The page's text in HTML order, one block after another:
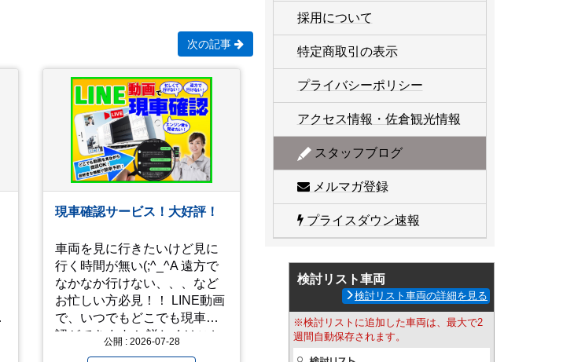
次の記事
現車確認サービス！大好評！
車両を見に行きたいけど見に
行く時間が無い(;^_^A 遠方で
なかなか行けない、、、など
お忙しい方必見！！ LINE動画
で、いつでもどこでも現車確
認ができます！ 詳しくはこち
公開 : 2026-07-28
採用について
特定商取引の表示
プライバシーポリシー
アクセス情報・佐倉観光情報
スタッフブログ
メルマガ登録
プライスダウン速報
検討リスト車両
検討リスト車両の詳細を見る
※検討リストに追加した車両は、最大で2
週間自動保存されます。